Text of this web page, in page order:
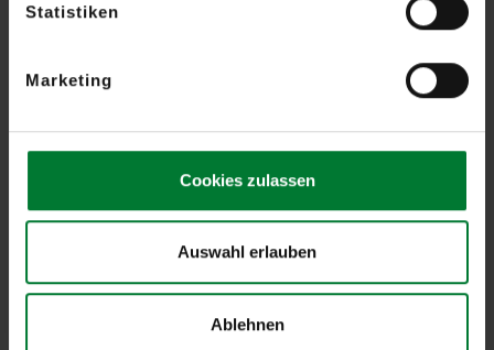
Statistiken
Marketing
Cookies zulassen
Auswahl erlauben
Ablehnen
Tragbar.